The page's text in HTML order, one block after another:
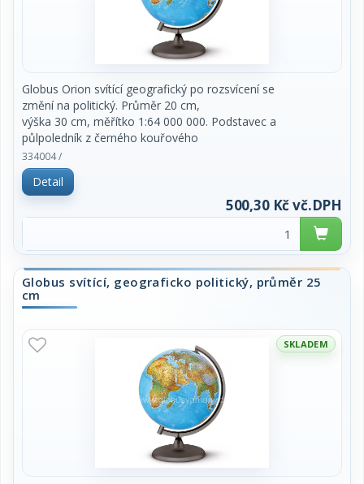
Globus Orion svítící geografický po rozsvícení se
změní na politický. Průměr 20 cm,
výška 30 cm, měřítko 1:64 000 000. Podstavec a
půlpoledník z černého kouřového
plastu. Popisky v českém jazyce. Baleno v dárkové
odnosné krabici. Vyrobeno v EU.
Cena za kus.
334004 /
Detail
500,30 Kč vč.DPH
Globus svítící, geograficko politický, průměr 25
cm
SKLADEM